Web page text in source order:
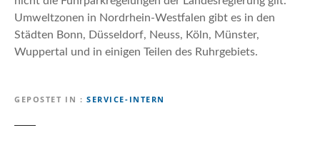
Umweltzonen in Nordrhein-Westfalen gibt es in den
Städten Bonn, Düsseldorf, Neuss, Köln, Münster,
Wuppertal und in einigen Teilen des Ruhrgebiets.
GEPOSTET IN SERVICE-INTERN